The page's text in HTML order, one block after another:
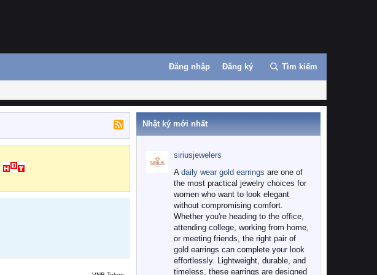
Đăng nhập Đăng ký Tìm kiếm
Nhật ký mới nhất
siriusjewelers
A daily wear gold earrings are one of
the most practical jewelry choices for
women who want to look elegant
without compromising comfort.
Whether you're heading to the office,
attending college, working from home,
or meeting friends, the right pair of
gold earrings can complete your look
effortlessly. Lightweight, durable, and
timeless, these earrings are designed